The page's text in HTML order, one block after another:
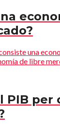
una
de libre
PIB per